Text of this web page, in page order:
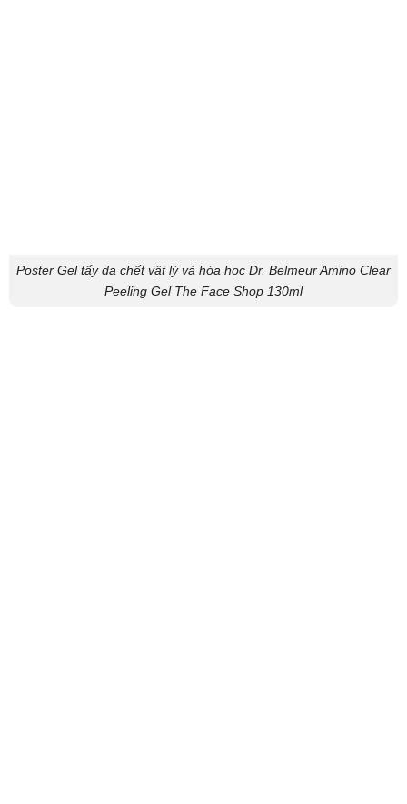
Poster Gel tẩy da chết vật lý và hóa học Dr. Belmeur Amino Clear
Peeling Gel The Face Shop 130ml